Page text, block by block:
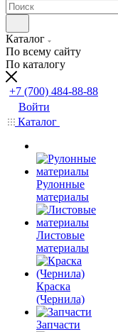
Каталог
По всему сайту
По каталогу
+7 (700) 484-88-88
Войти
Каталог
Рулонные
материалы
Листовые
материалы
Краска
(Чернила)
Запчасти